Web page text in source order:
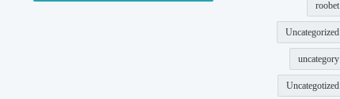
roobet
Uncategorized
uncategory
Uncategotized